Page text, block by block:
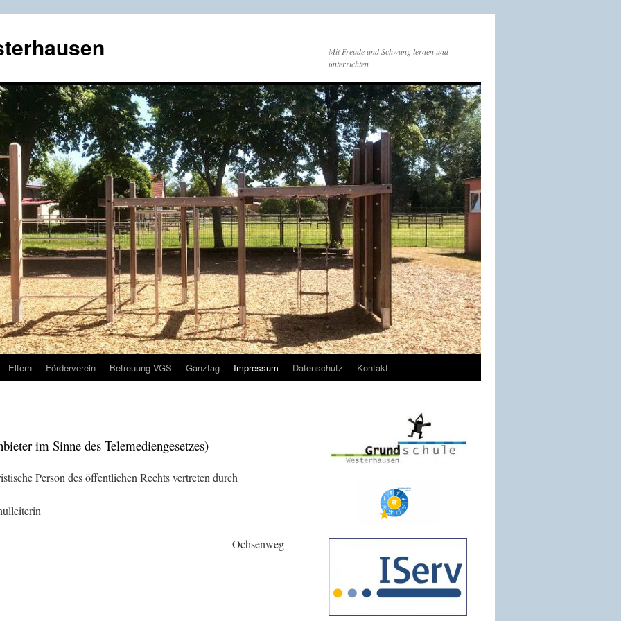
Mit Freude und Schwung lernen und
unterrichten
Eltern Förderverein Betreuung VGS Ganztag Impressum Datenschutz Kontakt
im Sinne des Telemediengesetzes)
Person des öffentlichen Rechts vertreten durch
Broekmans, Schulleiterin
Ochsenweg